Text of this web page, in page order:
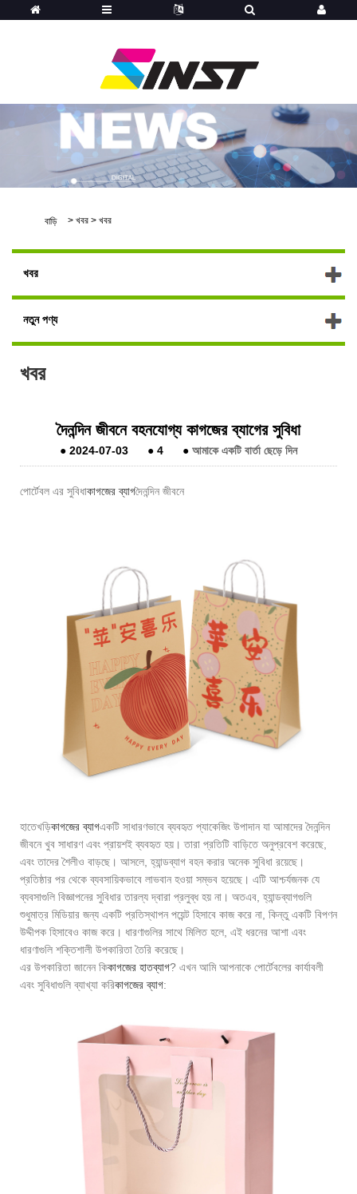
বাড়ি > খবর > খবর
খবর
নতুন পণ্য
খবর
দৈনন্দিন জীবনে বহনযোগ্য কাগজের ব্যাগের সুবিধা
● 2024-07-03 ● 4 ● আমাকে একটি বার্তা ছেড়ে দিন
পোর্টেবল এর সুবিধাকাগজের ব্যাগদৈনন্দিন জীবনে
হাতেখড়িকাগজের ব্যাগএকটি সাধারণভাবে ব্যবহৃত প্যাকেজিং উপাদান যা আমাদের দৈনন্দিন
জীবনে খুব সাধারণ এবং প্রায়শই ব্যবহৃত হয়। তারা প্রতিটি বাড়িতে অনুপ্রবেশ করেছে,
এবং তাদের শৈলীও বাড়ছে। আসলে, হ্যান্ডব্যাগ বহন করার অনেক সুবিধা রয়েছে।
প্রতিষ্ঠার পর থেকে ব্যবসায়িকভাবে লাভবান হওয়া সম্ভব হয়েছে। এটি আশ্চর্যজনক যে
ব্যবসাগুলি বিজ্ঞাপনের সুবিধার তারল্য দ্বারা প্রলুব্ধ হয় না। অতএব, হ্যান্ডব্যাগগুলি
শুধুমাত্র মিডিয়ার জন্য একটি প্রতিস্থাপন পয়েন্ট হিসাবে কাজ করে না, কিন্তু একটি বিপণন
উদ্দীপক হিসাবেও কাজ করে। ধারণাগুলির সাথে মিলিত হলে, এই ধরনের আশা এবং
ধারণাগুলি শক্তিশালী উপকারিতা তৈরি করেছে।
এর উপকারিতা জানেন কিকাগজের হাতব্যাগ? এখন আমি আপনাকে পোর্টেবলের কার্যাবলী
এবং সুবিধাগুলি ব্যাখ্যা করিকাগজের ব্যাগ: